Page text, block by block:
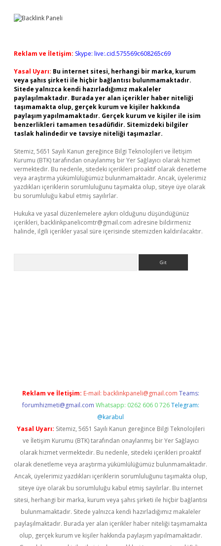
Reklam ve İletişim: Skype: live:.cid.575569c608265c69
Yasal Uyarı: Bu internet sitesi, herhangi bir marka, kurum
veya şahıs şirketi ile hiçbir bağlantısı bulunmamaktadır.
Sitede yalnızca kendi hazırladığımız makaleler
paylaşılmaktadır. Burada yer alan içerikler haber niteliği
taşımamakta olup, gerçek kurum ve kişiler hakkında
paylaşım yapılmamaktadır. Gerçek kurum ve kişiler ile isim
benzerlikleri tamamen tesadüfidir. Sitemizdeki bilgiler
taslak halindedir ve tavsiye niteliği taşımazlar.
Sitemiz, 5651 Sayılı Kanun gereğince Bilgi Teknolojileri ve İletişim
Kurumu (BTK) tarafından onaylanmış bir Yer Sağlayıcı olarak hizmet
vermektedir. Bu nedenle, sitedeki içerikleri proaktif olarak denetleme
veya araştırma yükümlülüğümüz bulunmamaktadır. Ancak, üyelerimiz
yazdıkları içeriklerin sorumluluğunu taşımakta olup, siteye üye olarak
bu sorumluluğu kabul etmiş sayılırlar.
Hukuka ve yasal düzenlemelere aykırı olduğunu düşündüğünüz
içerikleri, backlinkpanelicomtr@gmail.com adresine bildirmeniz
halinde, ilgili içerikler yasal süre içerisinde sitemizden kaldırılacaktır.
Reklam ve İletişim: E-mail: backlinkpaneli@gmail.com Teams:
forumhizmeti@gmail.com Whatsapp: 0262 606 0 726 Telegram:
@karabul
Yasal Uyarı: Sitemiz, 5651 Sayılı Kanun gereğince Bilgi Teknolojileri
ve İletişim Kurumu (BTK) tarafından onaylanmış bir Yer Sağlayıcı
olarak hizmet vermektedir. Bu nedenle, sitedeki içerikleri proaktif
olarak denetleme veya araştırma yükümlülüğümüz bulunmamaktadır.
Ancak, üyelerimiz yazdıkları içeriklerin sorumluluğunu taşımakta olup,
siteye üye olarak bu sorumluluğu kabul etmiş sayılırlar. Bu internet
sitesi, herhangi bir marka, kurum veya şahıs şirketi ile hiçbir bağlantısı
bulunmamaktadır. Sitede yalnızca kendi hazırladığımız makaleler
paylaşılmaktadır. Burada yer alan içerikler haber niteliği taşımamakta
olup, gerçek kurum ve kişiler hakkında paylaşım yapılmamaktadır.